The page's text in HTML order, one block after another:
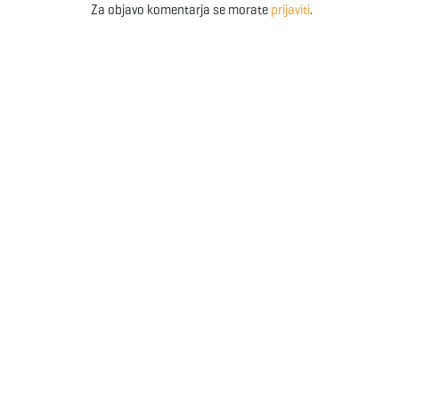
Za objavo komentarja se morate prijaviti.